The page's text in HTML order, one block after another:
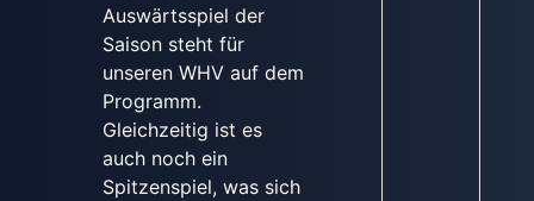
Auswärtsspiel der
Saison steht für
unseren WHV auf dem
Programm.
Gleichzeitig ist es
auch noch ein
Spitzenspiel, was sich